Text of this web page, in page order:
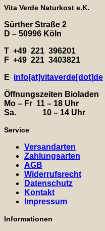
Vita Verde Naturkost e.K.
Sürther Straße 2
D – 50996 Köln
T +49 221 396201
F +49 221 3403821
E info[at]vitaverde[dot]de
Öffnungszeiten Bioladen
Mo – Fr 11 – 18 Uhr
Sa. 10 – 14 Uhr
Service
Versandarten
Zahlungsarten
AGB
Widerrufsrecht
Datenschutz
Kontakt
Impressum
Informationen